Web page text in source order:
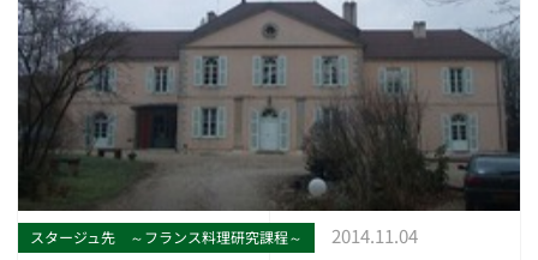
スタージュ先 ～フランス料理研究課程～ 2014.11.04